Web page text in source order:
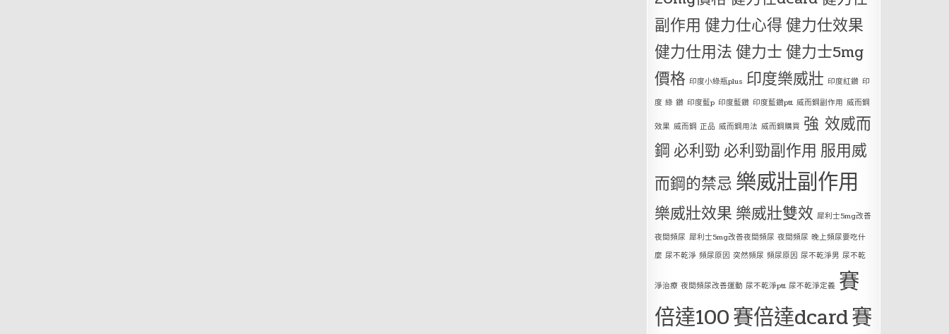
副作用 健力仕心得健力仕效果
健力仕用法健力士健力士5mg
價格 印度小綠瓶plus 印度樂威壯 印度紅鑽 印
度 綠 鑽 印度藍p 印度藍鑽 印度藍鑽ptt 威而鋼副作用 威而鋼
效果 威而鋼 正品 威而鋼用法 威而鋼購買 強 效威而
鋼 必利勁 必利勁副作用 服用威
而鋼的禁忌 樂威壯副作用
樂威壯效果 樂威壯雙效 犀利士5mg改善
夜間頻尿 犀利士5mg改善夜間頻尿 夜間頻尿 晚上頻尿要吃什
麼 尿不乾淨 頻尿原因 突然頻尿 頻尿原因 尿不乾淨男 尿不乾
淨治療 夜間頻尿改善運動 尿不乾淨ptt 尿不乾淨定義 賽
倍達100賽倍達dcard賽